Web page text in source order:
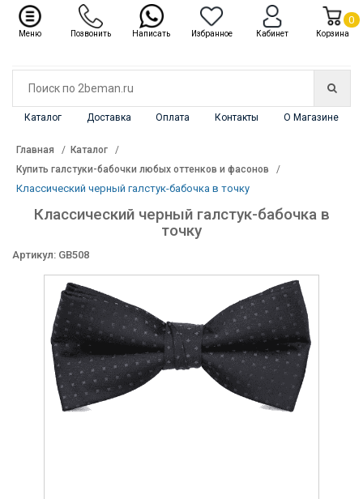
Каталог Доставка Оплата Контакты О Магазине
Каталог ✖
Главная
Каталог
Купить галстуки-бабочки любых оттенков и фасонов
Классический черный галстук-бабочка в точку
Классический черный галстук-бабочка в
точку
Артикул: GB508
Меню Позвонить Написать Избранное Кабинет Корзина
0